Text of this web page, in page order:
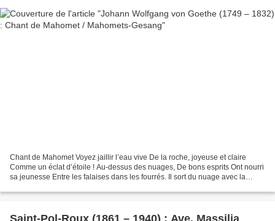
Chant de Mahomet Voyez jaillir l’eau vive De la roche, joyeuse et claire
Comme un éclat d’étoile ! Au-dessus des nuages, De bons esprits Ont nourri
sa jeunesse Entre les falaises dans les fourrés. Il sort du nuage avec la
Saint-Pol-Roux (1861 – 1940) : Ave, Massilia